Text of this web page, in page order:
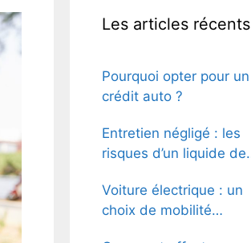
Les articles récents
Pourquoi opter pour un
crédit auto ?
Entretien négligé : les
risques d’un liquide de
ou usé
Voiture électrique : un
choix de mobilité